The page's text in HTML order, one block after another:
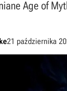
Age of
21 października